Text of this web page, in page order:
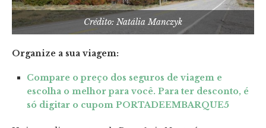
Crédito: Natália Manczyk
Organize a sua viagem:
Compare o preço dos seguros de viagem e
escolha o melhor para você. Para ter desconto, é
só digitar o cupom PORTADEEMBARQUE5